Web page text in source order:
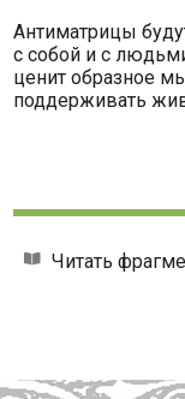
Антиматрицы
с собой и с
ценит образное
поддерживать
Читать